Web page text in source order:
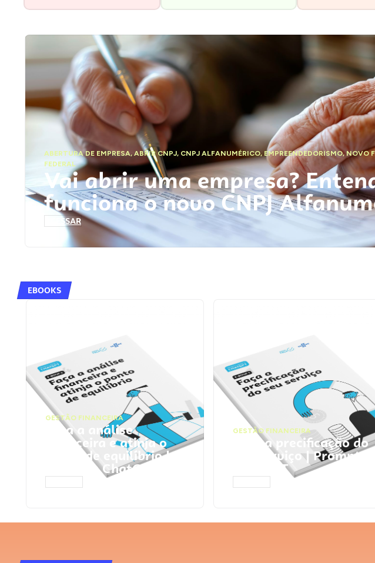
ABERTURA DE EMPRESA,ABRIR CNPJ, CNPJ ALFANUMÉRICO, EMPREENDEDORISMO,NOVO
FEDERAL
Vai abrir uma empresa?
funciona o novo CNPJ
ACESSAR
EBOOKS
GESTÃO FINANCEIRA
Faça a análise
financeira e atinja o
ponto de equilíbrio |
Prompts ChatGPT
GESTÃO FINANCEIRA
Faça a precificação do
seu serviço | Prompts
ChatGPT